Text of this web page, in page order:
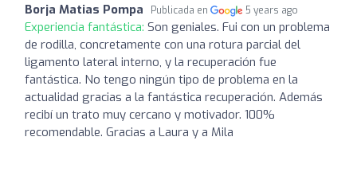
Borja Matias Pompa Publicada en 5 years ago
Experiencia fantástica: Son geniales. Fui con un problema
de rodilla, concretamente con una rotura parcial del
ligamento lateral interno, y la recuperación fue
fantástica. No tengo ningún tipo de problema en la
actualidad gracias a la fantástica recuperación. Además
recibí un trato muy cercano y motivador. 100%
recomendable. Gracias a Laura y a Mila